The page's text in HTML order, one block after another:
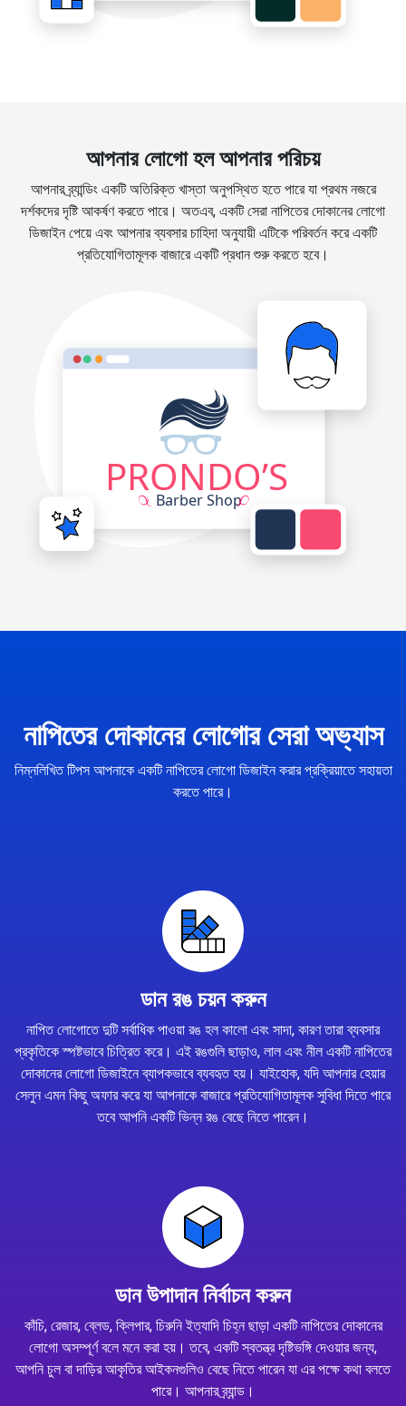
আপনার লোগো হল আপনার পরিচয়
আপনার ব্র্যান্ডিং একটি অতিরিক্ত খাস্তা অনুপস্থিত হতে পারে যা প্রথম নজরে
দর্শকদের দৃষ্টি আকর্ষণ করতে পারে। অতএব, একটি সেরা নাপিতের দোকানের লোগো
ডিজাইন পেয়ে এবং আপনার ব্যবসার চাহিদা অনুযায়ী এটিকে পরিবর্তন করে একটি
প্রতিযোগিতামূলক বাজারে একটি প্রধান শুরু করতে হবে।
নাপিতের দোকানের লোগোর সেরা অভ্যাস
নিম্নলিখিত টিপস আপনাকে একটি নাপিতের লোগো ডিজাইন করার প্রক্রিয়াতে সহায়তা
করতে পারে।
ডান রঙ চয়ন করুন
নাপিত লোগোতে দুটি সর্বাধিক পাওয়া রঙ হল কালো এবং সাদা, কারণ তারা ব্যবসার
প্রকৃতিকে স্পষ্টভাবে চিত্রিত করে। এই রঙগুলি ছাড়াও, লাল এবং নীল একটি নাপিতের
দোকানের লোগো ডিজাইনে ব্যাপকভাবে ব্যবহৃত হয়। যাইহোক, যদি আপনার হেয়ার
সেলুন এমন কিছু অফার করে যা আপনাকে বাজারে প্রতিযোগিতামূলক সুবিধা দিতে পারে
তবে আপনি একটি ভিন্ন রঙ বেছে নিতে পারেন।
ডান উপাদান নির্বাচন করুন
কাঁচি, রেজার, ব্লেড, ক্লিপার, চিরুনি ইত্যাদি চিহ্ন ছাড়া একটি নাপিতের দোকানের
লোগো অসম্পূর্ণ বলে মনে করা হয়। তবে, একটি স্বতন্ত্র দৃষ্টিভঙ্গি দেওয়ার জন্য,
আপনি চুল বা দাড়ির আকৃতির আইকনগুলিও বেছে নিতে পারেন যা এর পক্ষে কথা বলতে
পারে। আপনার ব্র্যান্ড।